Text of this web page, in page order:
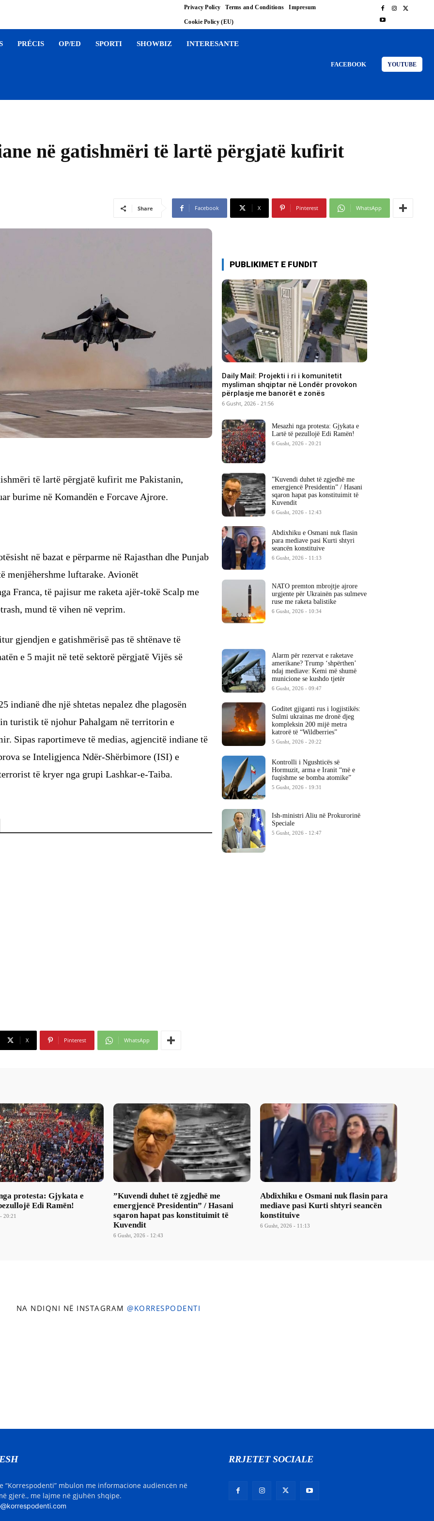
Privacy Policy Terms and Conditions Impresum
Cookie Policy (EU)
PRÉCIS OP/ED SPORTI SHOWBIZ INTERESANTE
FACEBOOK YOUTUBE
në gatishmëri të lartë përgjatë kufirit
Share Facebook X Pinterest WhatsApp
të lartë përgjatë kufirit me Pakistanin,
burime në Komandën e Forcave Ajrore.
në bazat e përparme në Rajasthan dhe Punjab
menjëhershme luftarake. Avionët
Franca, të pajisur me raketa ajër-tokë Scalp me
mund të vihen në veprim.
gjendjen e gatishmërisë pas të shtënave të
e 5 majit në tetë sektorë përgjatë Vijës së
indianë dhe një shtetas nepalez dhe plagosën
turistik të njohur Pahalgam në territorin e
Sipas raportimeve të medias, agjencitë indiane të
se Inteligjenca Ndër-Shërbimore (ISI) e
të kryer nga grupi Lashkar-e-Taiba.
X Pinterest WhatsApp
PUBLIKIMET E FUNDIT
Daily Mail: Projekti i ri i komunitetit
mysliman shqiptar në Londër provokon
përplasje me banorët e zonës
6 Gusht, 2026 - 21:56
Mesazhi nga protesta: Gjykata e
Lartë të pezullojë Edi Ramën!
6 Gusht, 2026 - 20:21
​”Kuvendi duhet të zgjedhë me
emergjencë Presidentin” / Hasani
sqaron hapat pas konstituimit të
Kuvendit
6 Gusht, 2026 - 12:43
Abdixhiku e Osmani nuk flasin
para mediave pasi Kurti shtyri
seancën konstituive
6 Gusht, 2026 - 11:13
NATO premton mbrojtje ajrore
urgjente për Ukrainën pas sulmeve
ruse me raketa balistike
6 Gusht, 2026 - 10:34
Alarm për rezervat e raketave
amerikane? Trump ‘shpërthen’
ndaj mediave: Kemi më shumë
municione se kushdo tjetër
6 Gusht, 2026 - 09:47
Goditet gjiganti rus i logjistikës:
Sulmi ukrainas me dronë djeg
kompleksin 200 mijë metra
katrorë të “Wildberries”
5 Gusht, 2026 - 20:22
Kontrolli i Ngushticës së
Hormuzit, arma e Iranit “më e
fuqishme se bomba atomike”
5 Gusht, 2026 - 19:31
Ish-ministri ​Aliu në Prokurorinë
Speciale
5 Gusht, 2026 - 12:47
protesta: Gjykata e
Edi Ramën!
20:21
​”Kuvendi duhet të zgjedhë me
emergjencë Presidentin” / Hasani
sqaron hapat pas konstituimit të
Kuvendit
6 Gusht, 2026 - 12:43
Abdixhiku e Osmani nuk flasin para
mediave pasi Kurti shtyri seancën
konstituive
6 Gusht, 2026 - 11:13
NA NDIQNI NË INSTAGRAM @KORRESPODENTI
“Korrespodenti” mbulon me informacione audiencën në
gjerë., me lajme në gjuhën shqipe.
RRJETET SOCIALE